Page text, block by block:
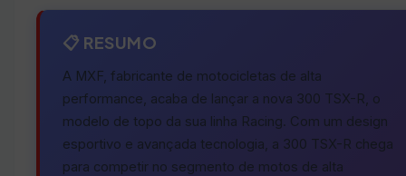
📋 RESUMO
A MXF, fabricante de motocicletas de alta
performance, acaba de lançar a nova 300 TSX-R, o
modelo de topo da sua linha Racing. Com um design
esportivo e avançada tecnologia, a 300 TSX-R chega
para competir no segmento de motos de alta